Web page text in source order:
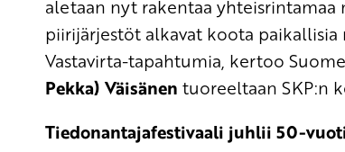
aletaan nyt rakentaa yhteisrintamaa
piirijärjestöt alkavat koota
Vastavirta-tapahtumia, kertoo
Pekka) Väisänen tuoreeltaan SKP:n
Tiedonantajafestivaali juhlii 50-